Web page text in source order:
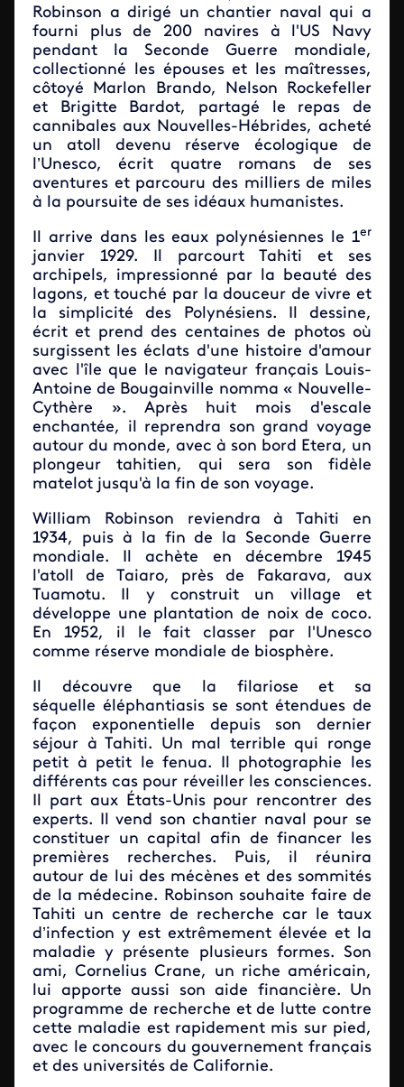
Robinson a dirigé un chantier naval qui a
fourni plus de 200 navires à l'US Navy
pendant la Seconde Guerre mondiale,
collectionné les épouses et les maîtresses,
côtoyé Marlon Brando, Nelson Rockefeller
et Brigitte Bardot, partagé le repas de
cannibales aux Nouvelles-Hébrides, acheté
un atoll devenu réserve écologique de
l’Unesco, écrit quatre romans de ses
aventures et parcouru des milliers de miles
à la poursuite de ses idéaux humanistes.
Il arrive dans les eaux polynésiennes le 1er
janvier 1929. Il parcourt Tahiti et ses
archipels, impressionné par la beauté des
lagons, et touché par la douceur de vivre et
la simplicité des Polynésiens. Il dessine,
écrit et prend des centaines de photos où
surgissent les éclats d'une histoire d'amour
avec l'île que le navigateur français Louis-
Antoine de Bougainville nomma « Nouvelle-
Cythère ». Après huit mois d'escale
enchantée, il reprendra son grand voyage
autour du monde, avec à son bord Etera, un
plongeur tahitien, qui sera son fidèle
matelot jusqu'à la fin de son voyage.
William Robinson reviendra à Tahiti en
1934, puis à la fin de la Seconde Guerre
mondiale. Il achète en décembre 1945
l'atoll de Taiaro, près de Fakarava, aux
Tuamotu. Il y construit un village et
développe une plantation de noix de coco.
En 1952, il le fait classer par l'Unesco
comme réserve mondiale de biosphère.
Il découvre que la filariose et sa
séquelle éléphantiasis se sont étendues de
façon exponentielle depuis son dernier
séjour à Tahiti. Un mal terrible qui ronge
petit à petit le fenua. Il photographie les
différents cas pour réveiller les consciences.
Il part aux États-Unis pour rencontrer des
experts. Il vend son chantier naval pour se
constituer un capital afin de financer les
premières recherches. Puis, il réunira
autour de lui des mécènes et des sommités
de la médecine. Robinson souhaite faire de
Tahiti un centre de recherche car le taux
d’infection y est extrêmement élevée et la
maladie y présente plusieurs formes. Son
ami, Cornelius Crane, un riche américain,
lui apporte aussi son aide financière. Un
programme de recherche et de lutte contre
cette maladie est rapidement mis sur pied,
avec le concours du gouvernement français
et des universités de Californie.